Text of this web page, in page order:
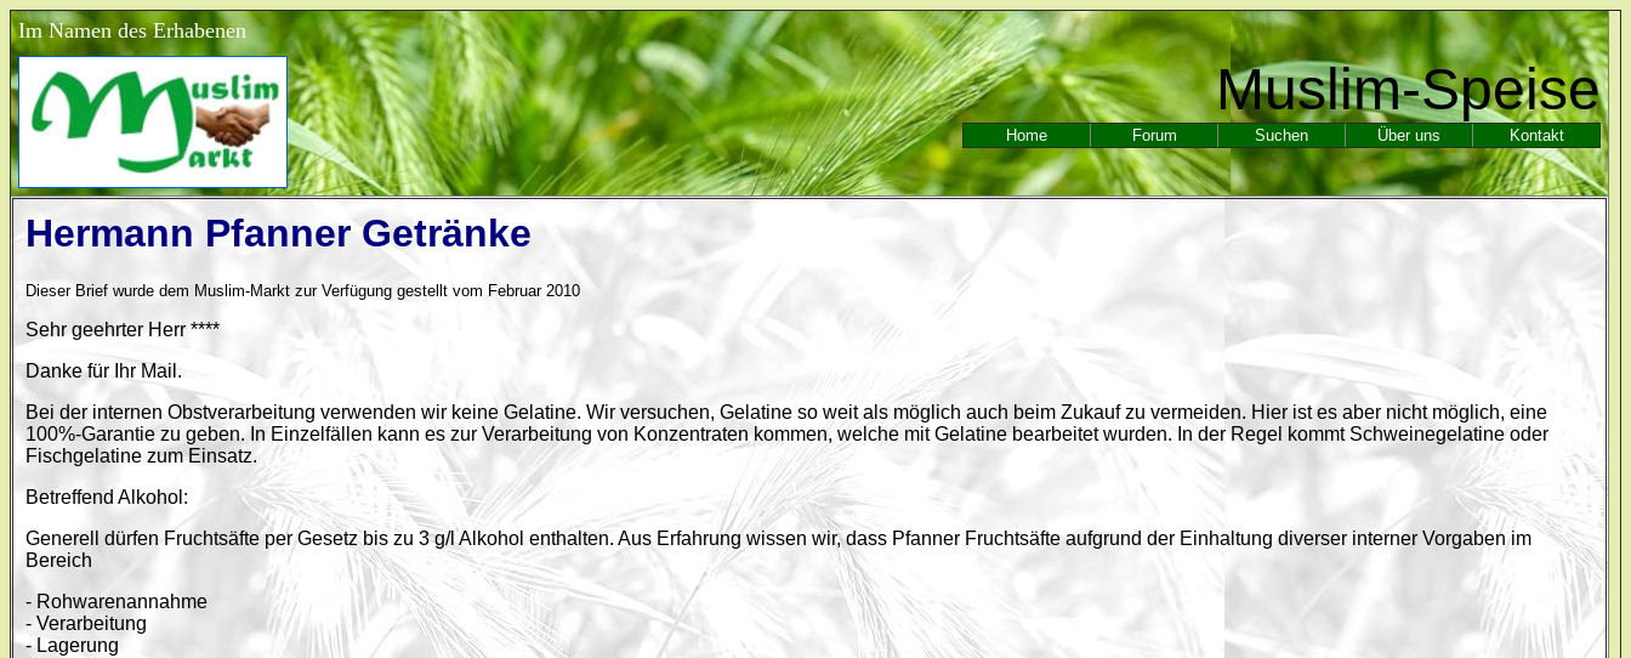
Im Namen des Erhabenen
Muslim-Speise
Home Forum Suchen Über uns Kontakt
Hermann Pfanner Getränke
Dieser Brief wurde dem Muslim-Markt zur Verfügung gestellt vom Februar 2010
Sehr geehrter Herr ****
Danke für Ihr Mail.
Bei der internen Obstverarbeitung verwenden wir keine Gelatine. Wir versuchen, Gelatine so weit als möglich auch beim Zukauf zu vermeiden. Hier ist es aber nicht möglich, eine
100%-Garantie zu geben. In Einzelfällen kann es zur Verarbeitung von Konzentraten kommen, welche mit Gelatine bearbeitet wurden. In der Regel kommt Schweinegelatine oder
Fischgelatine zum Einsatz.
Betreffend Alkohol:
Generell dürfen Fruchtsäfte per Gesetz bis zu 3 g/l Alkohol enthalten. Aus Erfahrung wissen wir, dass Pfanner Fruchtsäfte aufgrund der Einhaltung diverser interner Vorgaben im
Bereich
- Rohwarenannahme
- Verarbeitung
- Lagerung